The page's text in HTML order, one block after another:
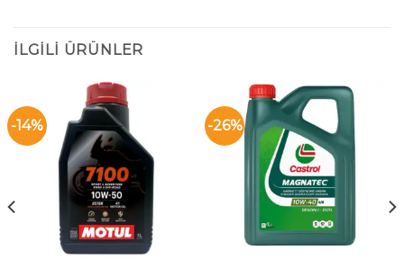
İLGILI ÜRÜNLER
-14% -26%